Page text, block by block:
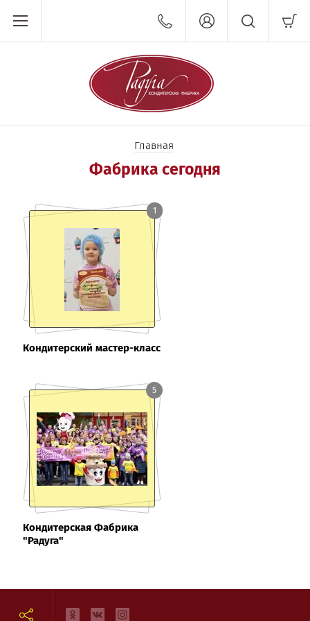
Главная
Фабрика сегодня
1
Кондитерский мастер-класс
5
Кондитерская Фабрика
"Радуга"